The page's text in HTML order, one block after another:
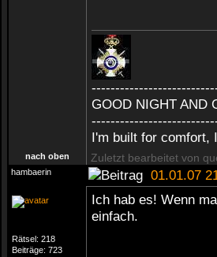
GOOD NIGHT AND
I'm built for comfort,
nach oben Zuletzt bearbeitet von
hambaerin 01.01.07
Rätsel: 218
Beiträge: 723
Ich hab es! Wenn
einfach.